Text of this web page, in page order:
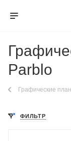
Parblo
Графические
ФИЛЬТР